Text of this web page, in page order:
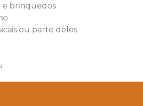
e brinquedos
ou parte deles